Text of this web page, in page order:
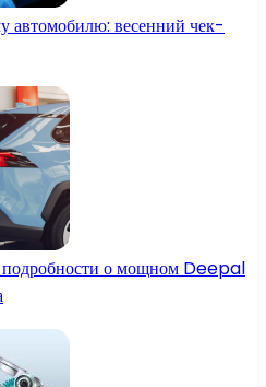
автомобилю: весенний чек-
о мощном Deepal